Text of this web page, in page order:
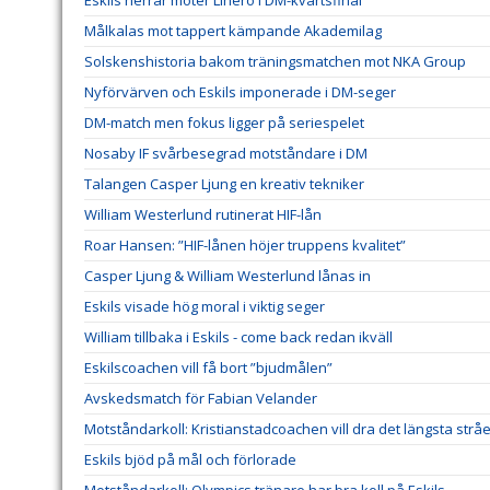
Målkalas mot tappert kämpande Akademilag
Solskenshistoria bakom träningsmatchen mot NKA Group
Nyförvärven och Eskils imponerade i DM-seger
DM-match men fokus ligger på seriespelet
Nosaby IF svårbesegrad motståndare i DM
Talangen Casper Ljung en kreativ tekniker
William Westerlund rutinerat HIF-lån
Roar Hansen: ”HIF-lånen höjer truppens kvalitet”
Casper Ljung & William Westerlund lånas in
Eskils visade hög moral i viktig seger
William tillbaka i Eskils - come back redan ikväll
Eskilscoachen vill få bort ”bjudmålen”
Avskedsmatch för Fabian Velander
Motståndarkoll: Kristianstadcoachen vill dra det längsta
Eskils bjöd på mål och förlorade